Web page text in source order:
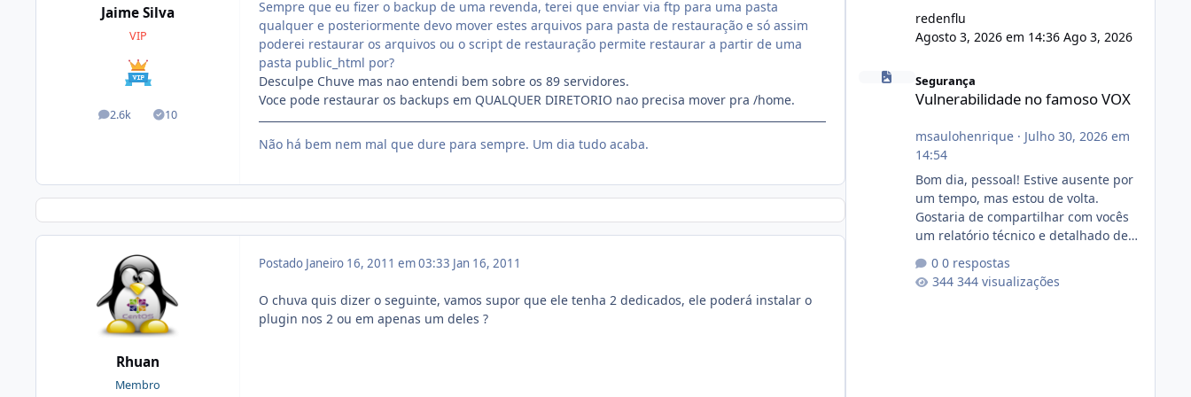
Jaime Silva
VIP
2.6k
posts 10
Soluções
Sempre que eu fizer o backup de uma revenda, terei que enviar via ftp para uma pasta
qualquer e posteriormente devo mover estes arquivos para pasta de restauração e só assim
poderei restaurar os arquivos ou o script de restauração permite restaurar a partir de uma
pasta public_html por?
Desculpe Chuve mas nao entendi bem sobre os 89 servidores.
Voce pode restaurar os backups em QUALQUER DIRETORIO nao precisa mover pra /home.
Não há bem nem mal que dure para sempre. Um dia tudo acaba.
Rhuan
Membro
Postado Janeiro 16, 2011 em 03:33 Jan 16, 2011
O chuva quis dizer o seguinte, vamos supor que ele tenha 2 dedicados, ele poderá instalar o
plugin nos 2 ou em apenas um deles ?
redenflu
Agosto 3, 2026 em 14:36 Ago 3, 2026
Vulnerabilidade no famoso VOX
Segurança
Vulnerabilidade no famoso VOX
msaulohenrique· Julho 30, 2026 em
14:54
Bom dia, pessoal! Estive ausente por
um tempo, mas estou de volta.
Gostaria de compartilhar com vocês
um relatório técnico e detalhado de
conformidade referente
ao VOXPANEL (versão atualmente em
0 respostas
344 visualizações